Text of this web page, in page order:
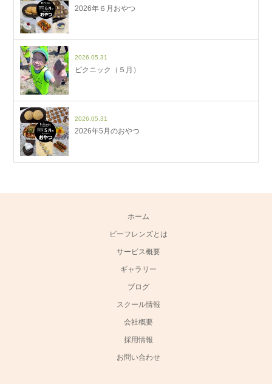
2026年６月おやつ
2026.05.31
ピクニック（５月）
2026.05.31
2026年5月のおやつ
ホーム
ビーフレンズとは
サービス概要
ギャラリー
ブログ
スクール情報
会社概要
採用情報
お問い合わせ